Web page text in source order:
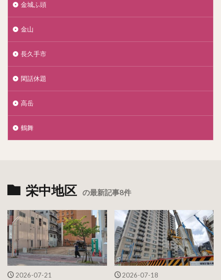
金城ふ頭
金山
長久手市
閑話休題
高岳
鶴舞
栄中地区 の最新記事8件
2026-07-21 2026-07-18